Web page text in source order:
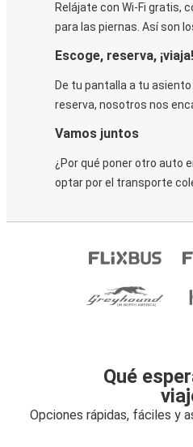
Relájate con Wi-Fi gratis,
para las piernas. Así son
Escoge, reserva, ¡viaja!
De tu pantalla a tu
reserva, nosotros nos
Vamos juntos
¿Por qué poner otro auto
optar por el transporte
Qué
Opciones rápidas, fáciles y